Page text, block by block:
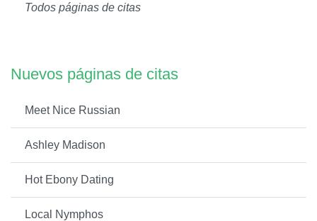
Todos páginas de citas
Nuevos páginas de citas
Meet Nice Russian
Ashley Madison
Hot Ebony Dating
Local Nymphos